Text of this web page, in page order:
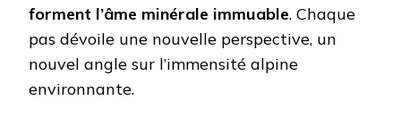
forment l’âme minérale immuable. Chaque
pas dévoile une nouvelle perspective, un
nouvel angle sur l’immensité alpine
environnante.